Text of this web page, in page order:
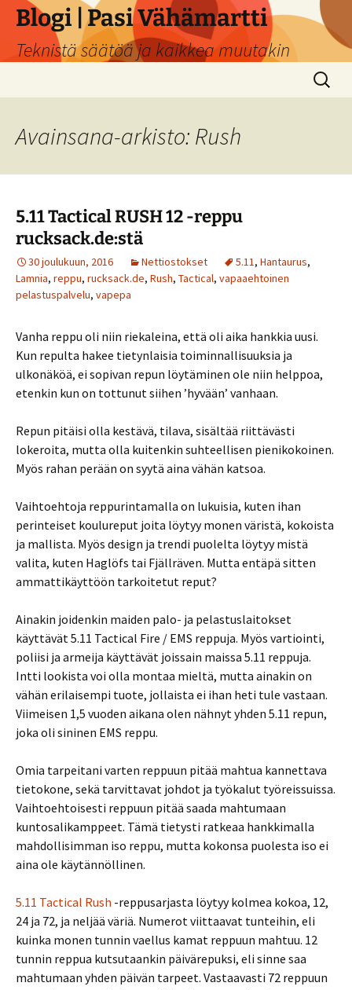
Siirry
sisältöön
Blogi | Pasi Vähämartti
Teknistä säätöä ja kaikkea muutakin
Haku:
Avainsana-arkisto: Rush
5.11 Tactical RUSH 12 -reppu
rucksack.de:stä
30 joulukuun, 2016 Nettiostokset 5.11, Hantaurus,
Lamnia, reppu, rucksack.de, Rush, Tactical, vapaaehtoinen
pelastuspalvelu, vapepa
Vanha reppu oli niin riekaleina, että oli aika hankkia uusi.
Kun repulta hakee tietynlaisia toiminnallisuuksia ja
ulkonäköä, ei sopivan repun löytäminen ole niin helppoa,
etenkin kun on tottunut siihen ’hyvään’ vanhaan.
Repun pitäisi olla kestävä, tilava, sisältää riittävästi
lokeroita, mutta olla kuitenkin suhteellisen pienikokoinen.
Myös rahan perään on syytä aina vähän katsoa.
Vaihtoehtoja reppurintamalla on lukuisia, kuten ihan
perinteiset koulureput joita löytyy monen väristä, kokoista
ja mallista. Myös design ja trendi puolelta löytyy mistä
valita, kuten Haglöfs tai Fjällräven. Mutta entäpä sitten
ammattikäyttöön tarkoitetut reput?
Ainakin joidenkin maiden palo- ja pelastuslaitokset
käyttävät 5.11 Tactical Fire / EMS reppuja. Myös vartiointi,
poliisi ja armeija käyttävät joissain maissa 5.11 reppuja.
Intti lookista voi olla montaa mieltä, mutta ainakin on
vähän erilaisempi tuote, jollaista ei ihan heti tule vastaan.
Viimeisen 1,5 vuoden aikana olen nähnyt yhden 5.11 repun,
joka oli sininen EMS reppu.
Omia tarpeitani varten reppuun pitää mahtua kannettava
tietokone, sekä tarvittavat johdot ja työkalut työreissuissa.
Vaihtoehtoisesti reppuun pitää saada mahtumaan
kuntosalikamppeet. Tämä tietysti ratkeaa hankkimalla
mahdollisimman iso reppu, mutta kokonsa puolesta iso ei
aina ole käytännöllinen.
5.11 Tactical Rush -reppusarjasta löytyy kolmea kokoa, 12,
24 ja 72, ja neljää väriä. Numerot viittaavat tunteihin, eli
kuinka monen tunnin vaellus kamat reppuun mahtuu. 12
tunnin reppua kutsutaankin päivärepuksi, eli sinne saa
mahtumaan yhden päivän tarpeet. Vastaavasti 72 reppuun